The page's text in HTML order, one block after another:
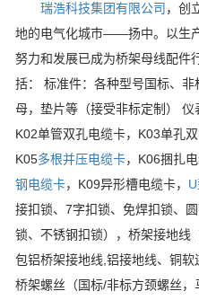
瑞浩科技集团有限公司 ，创
地的电气化城市——扬中。以生
努力和发展已成为桥架母线配件
括： 标准件：各种型号国标、
母，垫片等（接受非标定制） 仪
K02单管双孔电缆卡，K03单孔
K05多根并压电缆卡，K06捆扎
钢电缆卡，K09异形槽电缆卡，
接扣锁、7字扣锁、免焊扣锁、
锁、不锈钢扣锁），桥架接地线
包铝桥架接地线,铝接地线、铜软
桥架螺丝（国标/非标方颈螺丝